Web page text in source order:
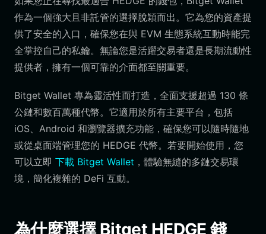
作為一個強大且非託管的選擇脫穎而出。它為您的資產提
供了安全的入口，確保您在與 EVM 生態系統互動時能完
全掌控自己的私鑰。無論您是活躍交易者還是長期流動性
提供者，擁有一個可靠的介面都至關重要。
Bitget Wallet 專為靈活性而打造，全面支援超過 130 條
公鏈和數百萬種代幣。它適用於所有主要平台，包括
iOS、Android 和瀏覽器擴充功能，確保您可以隨時隨地
或從桌面端管理您的 HEDGE 代幣。若要開始使用，您
可以立即 下載 Bitget Wallet ，體驗無縫的多鏈交易環
境，簡化複雜的 DeFi 互動。
為什麼選擇 Bitget HEDGE 錢